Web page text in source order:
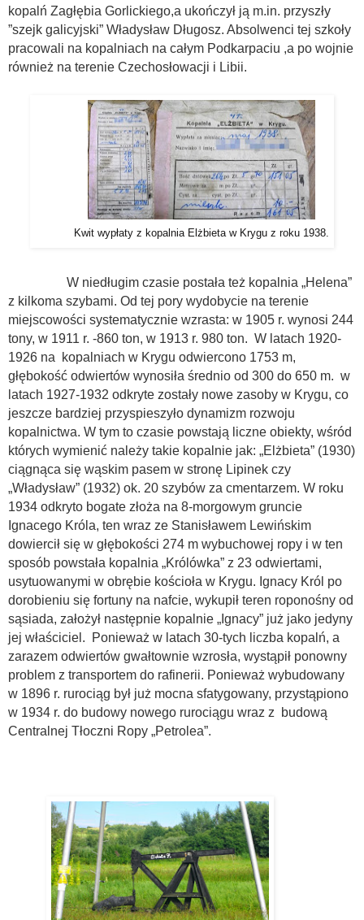
kopalń Zagłębia Gorlickiego,a ukończył ją m.in. przyszły
”szejk galicyjski” Władysław Długosz. Absolwenci tej szkoły
pracowali na kopalniach na całym Podkarpaciu ,a po wojnie
również na terenie Czechosłowacji i Libii.
Kwit wypłaty z kopalnia Elżbieta w Krygu z roku 1938.
W niedługim czasie postała też kopalnia „Helena”
z kilkoma szybami. Od tej pory wydobycie na terenie
miejscowości systematycznie wzrasta: w 1905 r. wynosi 244
tony, w 1911 r. -860 ton, w 1913 r. 980 ton. W latach 1920-
1926 na kopalniach w Krygu odwiercono 1753 m,
głębokość odwiertów wynosiła średnio od 300 do 650 m. w
latach 1927-1932 odkryte zostały nowe zasoby w Krygu, co
jeszcze bardziej przyspieszyło dynamizm rozwoju
kopalnictwa. W tym to czasie powstają liczne obiekty, wśród
których wymienić należy takie kopalnie jak: „Elżbieta” (1930)
ciągnąca się wąskim pasem w stronę Lipinek czy
„Władysław” (1932) ok. 20 szybów za cmentarzem. W roku
1934 odkryto bogate złoża na 8-morgowym gruncie
Ignacego Króla, ten wraz ze Stanisławem Lewińskim
dowiercił się w głębokości 274 m wybuchowej ropy i w ten
sposób powstała kopalnia „Królówka” z 23 odwiertami,
usytuowanymi w obrębie kościoła w Krygu. Ignacy Król po
dorobieniu się fortuny na nafcie, wykupił teren roponośny od
sąsiada, założył następnie kopalnie „Ignacy” już jako jedyny
jej właściciel. Ponieważ w latach 30-tych liczba kopalń, a
zarazem odwiertów gwałtownie wzrosła, wystąpił ponowny
problem z transportem do rafinerii. Ponieważ wybudowany
w 1896 r. rurociąg był już mocna sfatygowany, przystąpiono
w 1934 r. do budowy nowego rurociągu wraz z budową
Centralnej Tłoczni Ropy „Petrolea”.